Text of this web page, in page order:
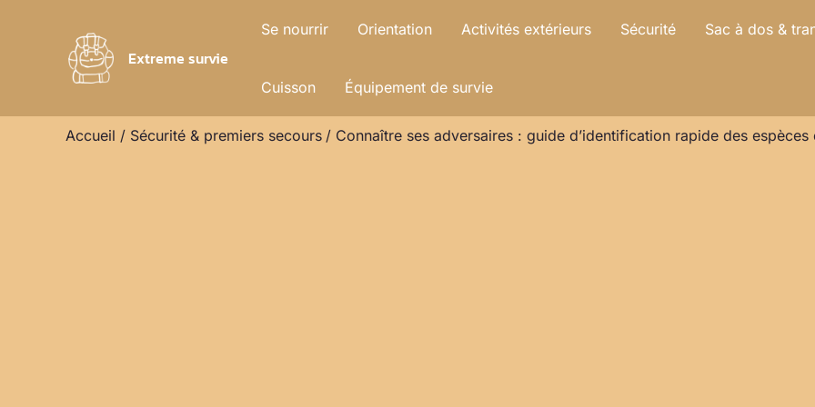
Extreme survie
Se nourrir Orientation Activités extérieurs Sécurité Sac à dos &
Cuisson Équipement de survie
Accueil Sécurité & premiers secours Connaître ses adversaires : guide d’identification rapide des espèces